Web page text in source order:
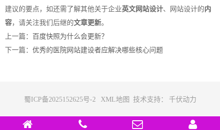
建议的要点，如还需了解其他关于企业英文网站设计、网站设计的内
容，请关注我们后继的文章更新。
上一篇： 百度快照为什么会更新？
下一篇： 优秀的医院网站建设者应解决哪些核心问题
蜀ICP备2025152625号-2 XML地图 技术支持： 千伏动力